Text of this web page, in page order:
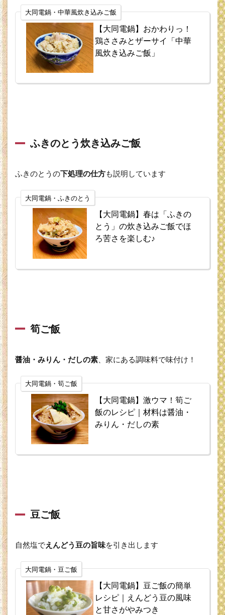
豚皿
2.7
焼売
2.8
蒸し
鶏
2.9
2.10
菜
2.11
スパイ
ス風カ
レー
単・
3.2
テラ
3.3
昔な
がら
のプ
リン
3.4
アイ
ちゃ
って
なん
ちゃ
って
あん
まん
大同電鍋・中華風炊き込みご飯
【大同電鍋】おかわりっ！
鶏ささみとザーサイ「中華
風炊き込みご飯」
ふきのとう炊き込みご飯
ふきのとうの下処理の仕方も説明しています
大同電鍋・ふきのとう
【大同電鍋】春は「ふきの
とう」の炊き込みご飯でほ
ろ苦さを楽しむ♪
筍ご飯
醤油・みりん・だしの素 、家にある調味料で味付け！
大同電鍋・筍ご飯
【大同電鍋】激ウマ！筍ご
飯のレシピ｜材料は醤油・
みりん・だしの素
豆ご飯
自然塩でえんどう豆の旨味を引き出します
大同電鍋・豆ご飯
【大同電鍋】豆ご飯の簡単
レシピ｜えんどう豆の風味
と甘さがやみつき